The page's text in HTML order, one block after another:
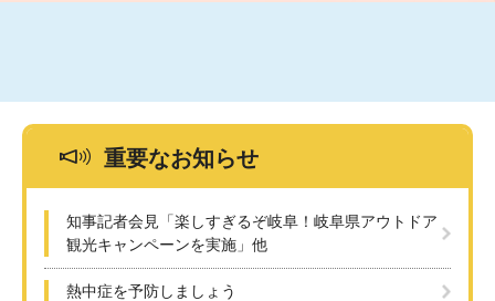
重要なお知らせ
知事記者会見「楽しすぎるぞ岐阜！岐阜県アウトドア
観光キャンペーンを実施」他
熱中症を予防しましょう